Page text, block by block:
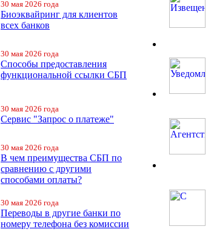
30 мая 2026 года
Биоэквайринг для клиентов
всех банков
30 мая 2026 года
Способы предоставления
функциональной ссылки СБП
30 мая 2026 года
Сервис "Запрос о платеже"
30 мая 2026 года
В чем преимущества СБП по
сравнению с другими
способами оплаты?
30 мая 2026 года
Переводы в другие банки по
номеру телефона без комиссии